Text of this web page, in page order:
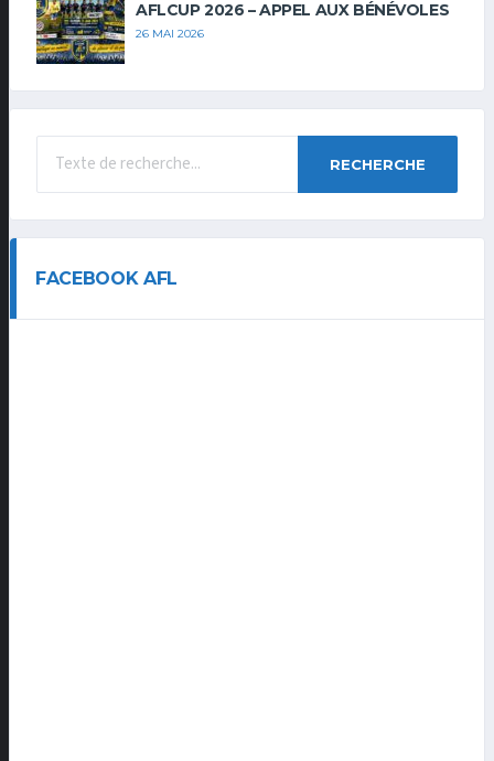
AFLCUP 2026 – APPEL AUX BÉNÉVOLES
26 MAI 2026
RECHERCHE
FACEBOOK AFL